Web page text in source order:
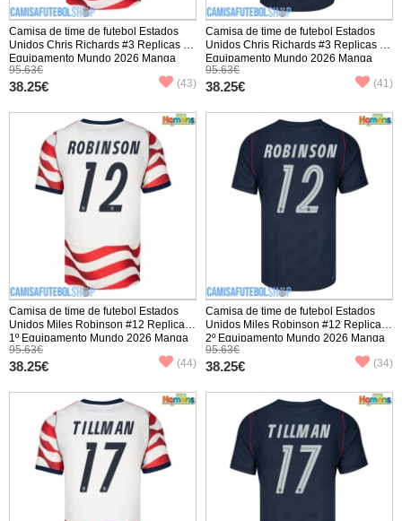
Camisa de time de futebol Estados
Unidos Chris Richards #3 Replicas 1º
Equipamento Mundo 2026 Manga
Curta
95.63€
38.25€ (43)
Camisa de time de futebol Estados
Unidos Chris Richards #3 Replicas 2º
Equipamento Mundo 2026 Manga
Curta
95.63€
38.25€ (41)
Camisa de time de futebol Estados
Unidos Miles Robinson #12 Replicas
1º Equipamento Mundo 2026 Manga
Curta
95.63€
38.25€ (44)
Camisa de time de futebol Estados
Unidos Miles Robinson #12 Replicas
2º Equipamento Mundo 2026 Manga
Curta
95.63€
38.25€ (34)